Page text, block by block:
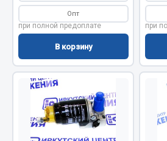
Автозвук
Автокаталоги
Аксессуары автомобильные
Аптечки и знаки автомобильные
Брызговики
Вентиляторы кабины
Вымпела
Опт
при полной предоплате
В корзину
при